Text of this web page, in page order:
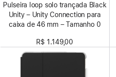
Pulseira loop solo trançada Black
Unity – Unity Connection para
caixa de 46 mm – Tamanho 0
R$ 1.149,00